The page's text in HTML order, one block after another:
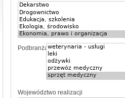
Podbranża
Województwo realizacji